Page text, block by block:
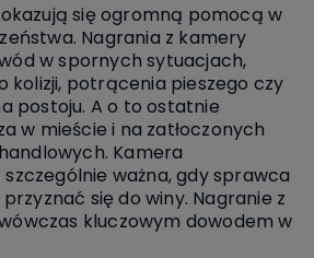
się ogromną pomocą w
Nagrania z kamery
w spornych sytuacjach,
kolizji, potrącenia pieszego czy
postoju. A o to ostatnie
w mieście i na zatłoczonych
Kamera
ważna, gdy sprawca
się do winy. Nagranie z
kluczowym dowodem w